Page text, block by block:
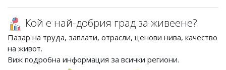
Кой е най-добрия град за живеене?
Пазар на труда, заплати, отрасли, ценови нива, качество
на живот.
Виж подробна информация за всички региони.